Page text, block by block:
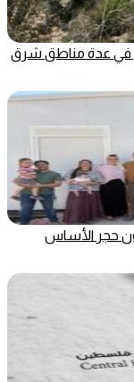
في عدة مناطق شرق
حجر الأساس